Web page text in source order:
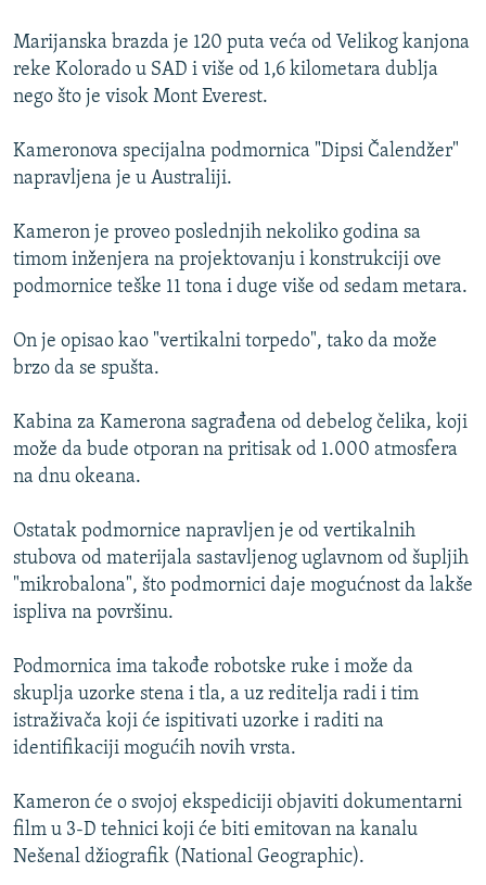
Marijanska brazda je 120 puta veća od Velikog kanjona
reke Kolorado u SAD i više od 1,6 kilometara dublja
nego što je visok Mont Everest.
Kameronova specijalna podmornica "Dipsi Čalendžer"
napravljena je u Australiji.
Kameron je proveo poslednjih nekoliko godina sa
timom inženjera na projektovanju i konstrukciji ove
podmornice teške 11 tona i duge više od sedam metara.
On je opisao kao "vertikalni torpedo", tako da može
brzo da se spušta.
Kabina za Kamerona sagrađena od debelog čelika, koji
može da bude otporan na pritisak od 1.000 atmosfera
na dnu okeana.
Ostatak podmornice napravljen je od vertikalnih
stubova od materijala sastavljenog uglavnom od šupljih
"mikrobalona", što podmornici daje mogućnost da lakše
ispliva na površinu.
Podmornica ima takođe robotske ruke i može da
skuplja uzorke stena i tla, a uz reditelja radi i tim
istraživača koji će ispitivati uzorke i raditi na
identifikaciji mogućih novih vrsta.
Kameron će o svojoj ekspediciji objaviti dokumentarni
film u 3-D tehnici koji će biti emitovan na kanalu
Nešenal džiografik (National Geographic).